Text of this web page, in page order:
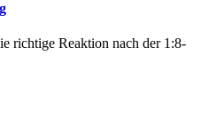
richtige Reaktion nach der 1:8-